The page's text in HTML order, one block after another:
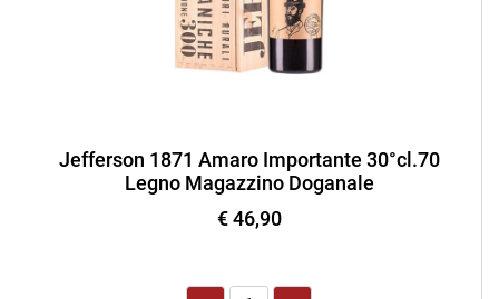
Jefferson 1871 Amaro Importante 30°cl.70
Legno Magazzino Doganale
€ 46,90